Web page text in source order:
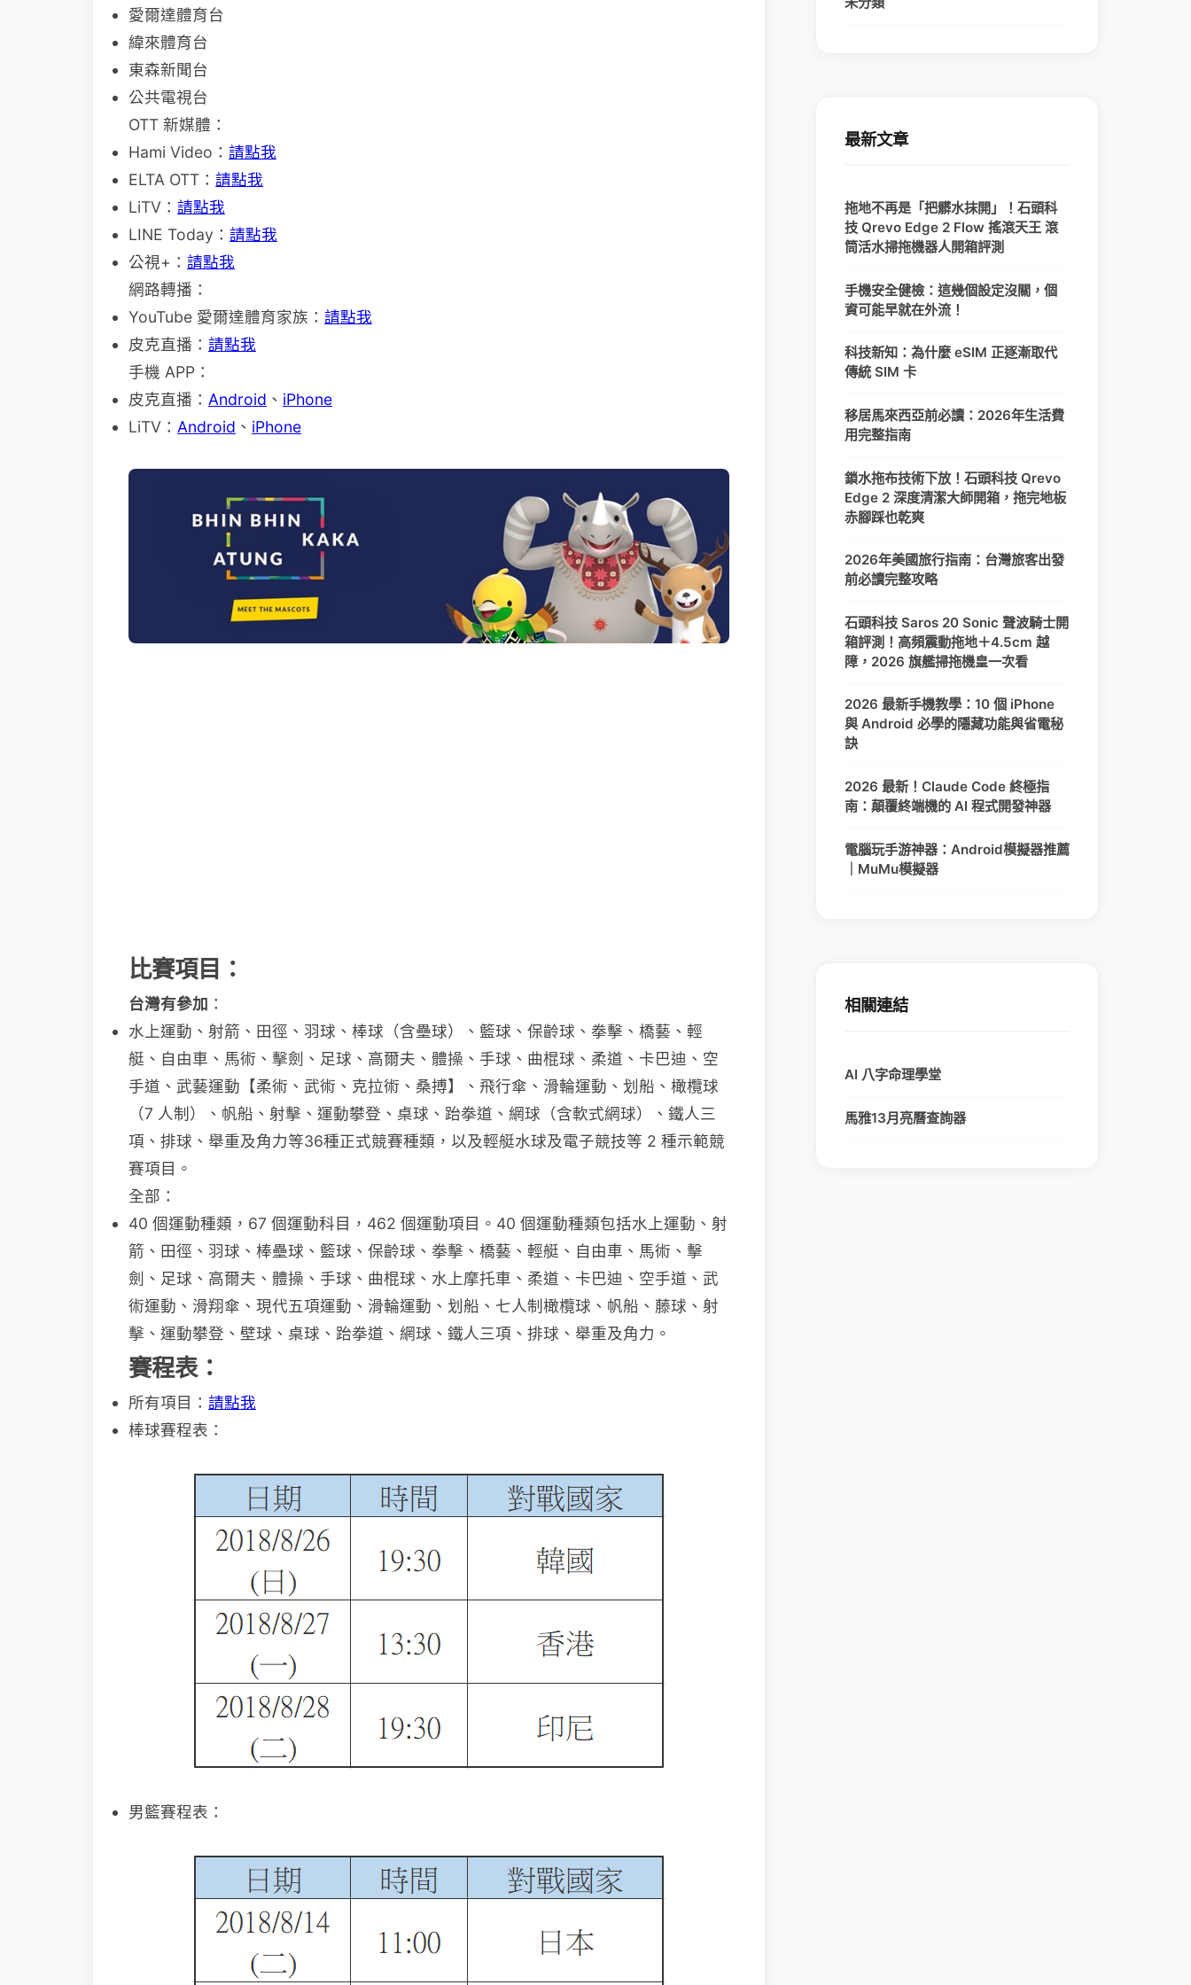
愛爾達體育台
緯來體育台
東森新聞台
公共電視台
OTT 新媒體：
Hami Video： 請點我
ELTA OTT： 請點我
LiTV： 請點我
LINE Today： 請點我
公視+： 請點我
網路轉播：
YouTube 愛爾達體育家族： 請點我
皮克直播： 請點我
手機 APP：
皮克直播： Android 、 iPhone
LiTV： Android 、 iPhone
比賽項目：
台灣有參加 ：
水上運動、射箭、田徑、羽球、棒球（含壘球）、籃球、保齡球、拳擊、橋藝、輕
艇、自由車、馬術、擊劍、足球、高爾夫、體操、手球、曲棍球、柔道、卡巴迪、空
手道、武藝運動【柔術、武術、克拉術、桑搏】、飛行傘、滑輪運動、划船、橄欖球
（7 人制）、帆船、射擊、運動攀登、桌球、跆拳道、網球（含軟式網球）、鐵人三
項、排球、舉重及角力等36種正式競賽種類，以及輕艇水球及電子競技等 2 種示範競
賽項目。
全部：
40 個運動種類，67 個運動科目，462 個運動項目。40 個運動種類包括水上運動、射
箭、田徑、羽球、棒壘球、籃球、保齡球、拳擊、橋藝、輕艇、自由車、馬術、擊
劍、足球、高爾夫、體操、手球、曲棍球、水上摩托車、柔道、卡巴迪、空手道、武
術運動、滑翔傘、現代五項運動、滑輪運動、划船、七人制橄欖球、帆船、藤球、射
擊、運動攀登、壁球、桌球、跆拳道、網球、鐵人三項、排球、舉重及角力。
賽程表：
所有項目： 請點我
棒球賽程表：
男籃賽程表：
最新文章
拖地不再是「把髒水抹開」！石頭科
技 Qrevo Edge 2 Flow 搖滾天王 滾
筒活水掃拖機器人開箱評測
手機安全健檢：這幾個設定沒關，個
資可能早就在外流！
科技新知：為什麼 eSIM 正逐漸取代
傳統 SIM 卡
移居馬來西亞前必讀：2026年生活費
用完整指南
鎖水拖布技術下放！石頭科技 Qrevo
Edge 2 深度清潔大師開箱，拖完地板
赤腳踩也乾爽
2026年美國旅行指南：台灣旅客出發
前必讀完整攻略
石頭科技 Saros 20 Sonic 聲波騎士開
箱評測！高頻震動拖地＋4.5cm 越
障，2026 旗艦掃拖機皇一次看
2026 最新手機教學：10 個 iPhone
與 Android 必學的隱藏功能與省電秘
訣
2026 最新！Claude Code 終極指
南：顛覆終端機的 AI 程式開發神器
電腦玩手游神器：Android模擬器推薦
｜MuMu模擬器
相關連結
AI 八字命理學堂
馬雅13月亮曆查詢器